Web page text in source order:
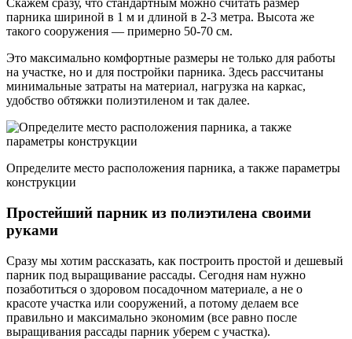
Скажем сразу, что стандартным можно считать размер
парника шириной в 1 м и длиной в 2-3 метра. Высота же
такого сооружения — примерно 50-70 см.
Это максимально комфортные размеры не только для работы
на участке, но и для постройки парника. Здесь рассчитаны
минимальные затраты на материал, нагрузка на каркас,
удобство обтяжки полиэтиленом и так далее.
Определите место расположения парника, а также параметры
конструкции
Простейший парник из полиэтилена своими
руками
Сразу мы хотим рассказать, как построить простой и дешевый
парник под выращивание рассады. Сегодня нам нужно
позаботиться о здоровом посадочном материале, а не о
красоте участка или сооружений, а потому делаем все
правильно и максимально экономим (все равно после
выращивания рассады парник уберем с участка).